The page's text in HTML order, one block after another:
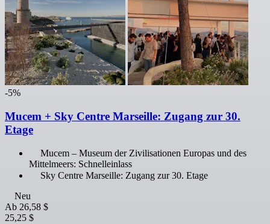
-5%
Mucem + Sky Centre Marseille: Zugang zur 30.
Etage
Mucem – Museum der Zivilisationen Europas und des
Mittelmeers: Schnelleinlass
Sky Centre Marseille: Zugang zur 30. Etage
Neu
Ab 26,58 $
25,25 $